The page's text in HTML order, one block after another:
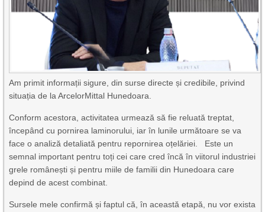
Am primit informații sigure, din surse directe și credibile, privind
situația de la ArcelorMittal Hunedoara.
Conform acestora, activitatea urmează să fie reluată treptat,
începând cu pornirea laminorului, iar în lunile următoare se va
face o analiză detaliată pentru repornirea oțelăriei. Este un
semnal important pentru toți cei care cred încă în viitorul industriei
grele românești și pentru miile de familii din Hunedoara care
depind de acest combinat.
Sursele mele confirmă și faptul că, în această etapă, nu vor exista